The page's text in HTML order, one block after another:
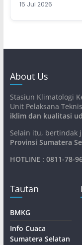
15 Jul 2026
About Us
Stasiun Klimatologi
Unit Pelaksana
iklim dan kualitasi
Selain itu, bertindak
Provinsi Sumatera
HOTLINE : 0811-78-
Tautan
BMKG
Info Cuaca
Sumatera Selatan